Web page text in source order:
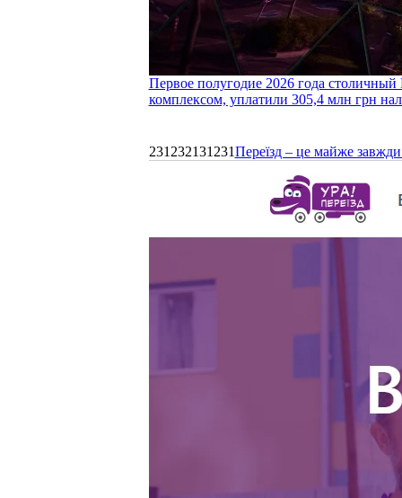
Первое полугодие 2026 года
комплексом, уплатили 305,4 млн грн
231232131231Переїзд – це майже